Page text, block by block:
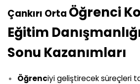
Çankırı Orta Öğrenci
Eğitim
Sonu Kazanımları
Öğrenciyi geliştirecek süreçleri